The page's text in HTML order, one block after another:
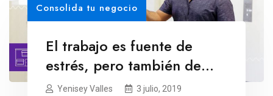
Consolida tu negocio
El trabajo es fuente de
estrés, pero también de
bienestar
Yenisey Valles
3 julio, 2019